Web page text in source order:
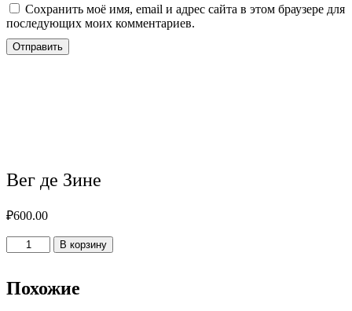
Сохранить моё имя, email и адрес сайта в этом браузере для
последующих моих комментариев.
Вег де Зине
₽600.00
Количество
товара
де
Зине
В корзину
Похожие